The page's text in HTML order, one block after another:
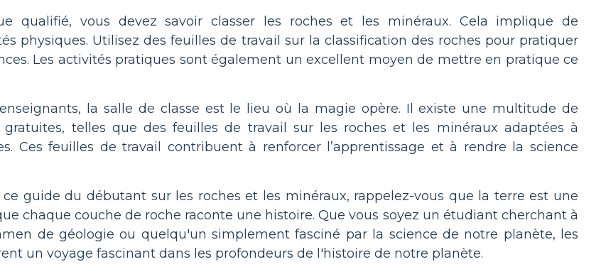
qualifié, vous devez savoir classer les roches et les minéraux. Cela implique de
physiques. Utilisez des feuilles de travail sur la classification des roches pour pratiquer
Les activités pratiques sont également un excellent moyen de mettre en pratique ce
la salle de classe est le lieu où la magie opère. Il existe une multitude de
gratuites, telles que des feuilles de travail sur les roches et les minéraux adaptées à
Ces feuilles de travail contribuent à renforcer l’apprentissage et à rendre la science
guide du débutant sur les roches et les minéraux, rappelez-vous que la terre est une
chaque couche de roche raconte une histoire. Que vous soyez un étudiant cherchant à
de géologie ou quelqu'un simplement fasciné par la science de notre planète, les
un voyage fascinant dans les profondeurs de l'histoire de notre planète.